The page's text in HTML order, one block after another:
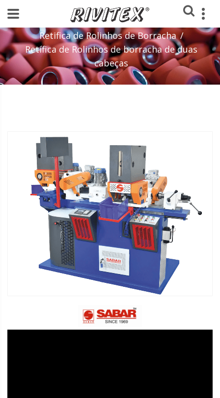
Home Loja
Máquinas
Retifica de Rolinhos de Borracha
Retífica de Rolinhos de borracha de duas
cabeças